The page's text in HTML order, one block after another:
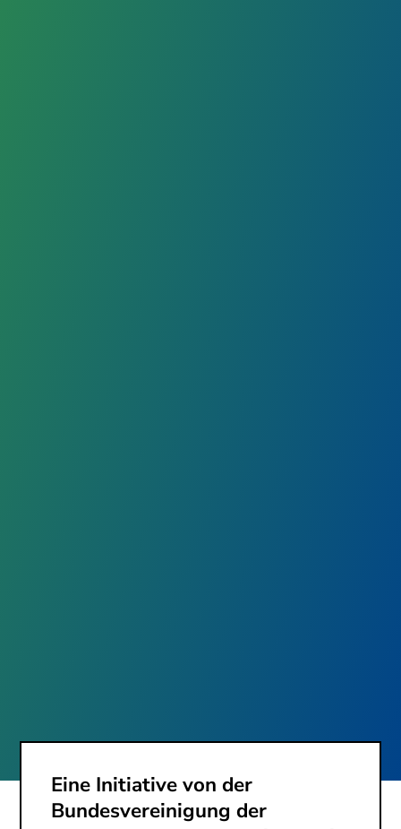
Eine Initiative von der
Bundesvereinigung der